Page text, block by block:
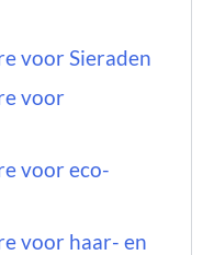
voor Sieraden
voor
voor eco-
voor haar- en